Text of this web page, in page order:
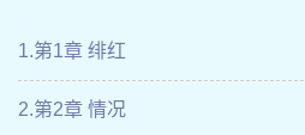
1.第1章 绯红
2.第2章 情况